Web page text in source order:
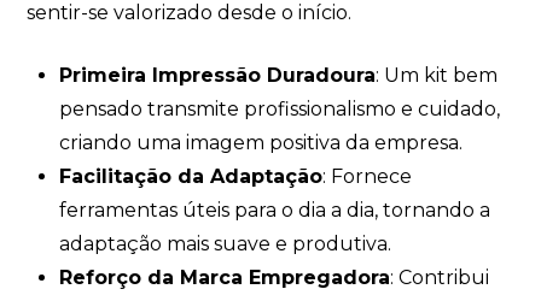
sentir-se valorizado desde o início.
Primeira Impressão Duradoura: Um kit bem
pensado transmite profissionalismo e cuidado,
criando uma imagem positiva da empresa.
Facilitação da Adaptação: Fornece
ferramentas úteis para o dia a dia, tornando a
adaptação mais suave e produtiva.
Reforço da Marca Empregadora: Contribui